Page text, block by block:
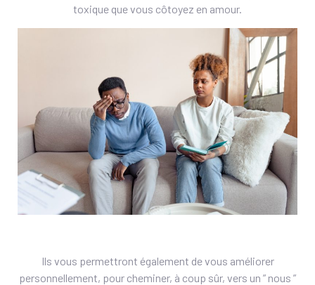
toxique que vous côtoyez en amour.
Ils vous permettront également de vous améliorer
personnellement, pour cheminer, à coup sûr, vers un ” nous ”